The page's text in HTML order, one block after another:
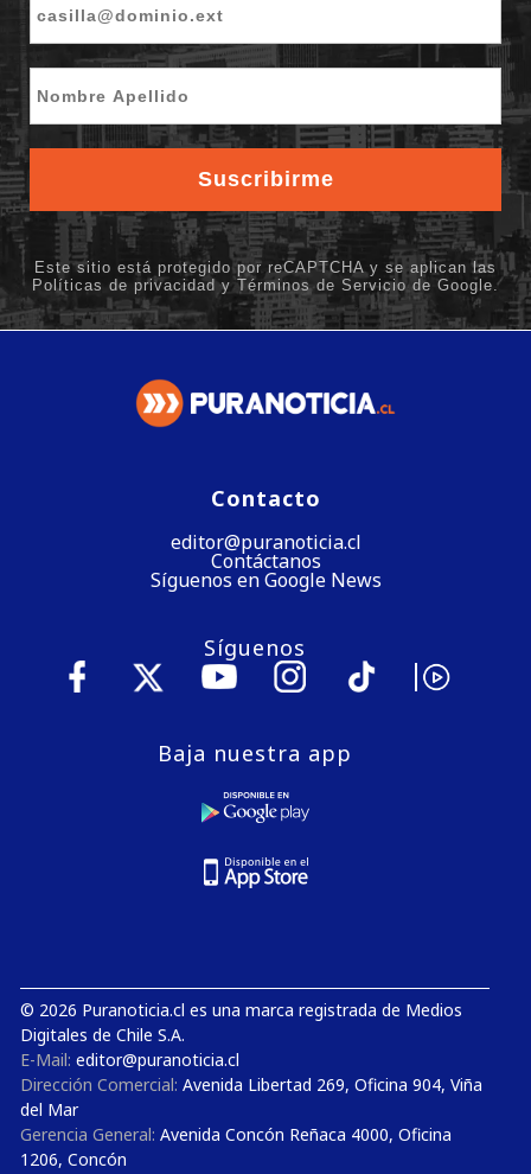
Contacto
editor@puranoticia.cl
Contáctanos
Síguenos en Google News
Síguenos
Baja nuestra app
© 2026 Puranoticia.cl es una marca registrada de Medios
Digitales de Chile S.A.
E-Mail: editor@puranoticia.cl
Dirección Comercial: Avenida Libertad 269, Oficina 904, Viña
del Mar
Gerencia General: Avenida Concón Reñaca 4000, Oficina
1206, Concón